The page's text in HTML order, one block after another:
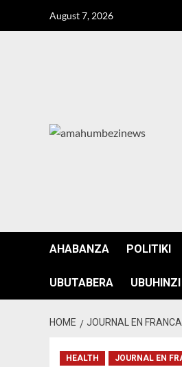
August 7, 2026
AHABANZA POLITIKI
UBUTABERA UBUHINZI
HOME JOURNAL EN
HEALTH JOURNAL EN